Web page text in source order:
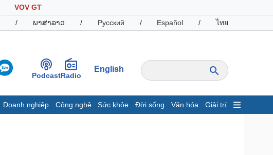
VOV GT
/ ພາສາລາວ / Русский / Español / ไทย
PodcastRadio
English
Doanh nghiệp Công nghệ Sức khỏe Đời sống Văn hóa Giải trí